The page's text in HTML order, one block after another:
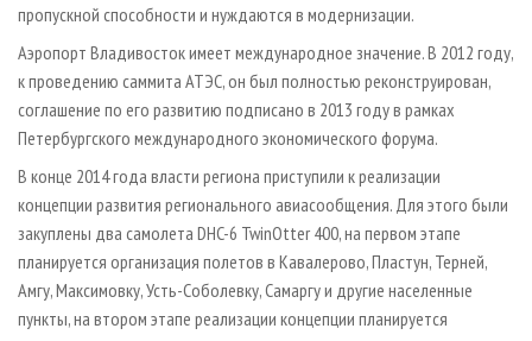
пропускной способности и нуждаются в модернизации.
Аэропорт Владивосток имеет международное значение. В 2012 году,
к проведению саммита АТЭС, он был полностью реконструирован,
соглашение по его развитию подписано в 2013 году в рамках
Петербургского международного экономического форума.
В конце 2014 года власти региона приступили к реализации
концепции развития регионального авиасообщения. Для этого были
закуплены два самолета DHC­-6 TwinOtter 400, на первом этапе
планируется организация полетов в Кавалерово, Пластун, Терней,
Амгу, Максимовку, Усть­-Соболевку, Самаргу и другие населенные
пункты, на втором этапе реализации концепции планируется